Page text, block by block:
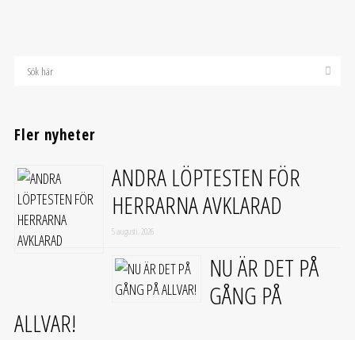
Fler nyheter
ANDRA LÖPTESTEN FÖR
HERRARNA AVKLARAD
5 augusti, 2026
NU ÄR DET PÅ
GÅNG PÅ
ALLVAR!